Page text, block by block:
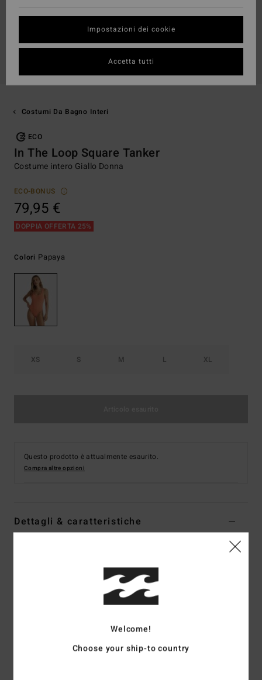
Costumi Da Bagno Interi
ECO
In The Loop Square Tanker
Costume intero Giallo Donna
ECO-BONUS
79,95 €
DOPPIA OFFERTA 25%
Colori Papaya
XS S M L XL
Questo prodotto è attualmente esaurito.
Compra altre opzioni
Dettagli & caratteristiche
Codice colore
tessuto loop terry a coste testurizzato in misto
di 74% poliestere riciclato, 21% poliestere e 5% elastan
Welcome!
Choose your ship-to country
Impostazioni dei cookie
Accetta tutti